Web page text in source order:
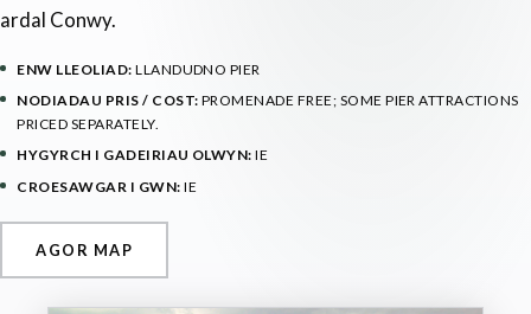
ardal Conwy.
ENW LLEOLIAD: LLANDUDNO PIER
NODIADAU PRIS / COST: PROMENADE FREE; SOME PIER ATTRACTIONS
PRICED SEPARATELY.
HYGYRCH I GADEIRIAU OLWYN: IE
CROESAWGAR I GWN: IE
AGOR MAP